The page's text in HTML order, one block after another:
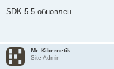
s
SDK 5.5 обновлен.
Mr. Kibernetik
Site Admin